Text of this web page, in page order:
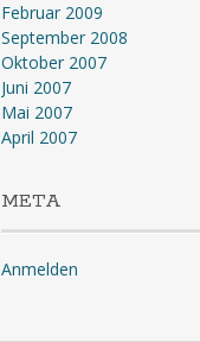
Februar 2009
September 2008
Oktober 2007
Juni 2007
Mai 2007
April 2007
META
Anmelden